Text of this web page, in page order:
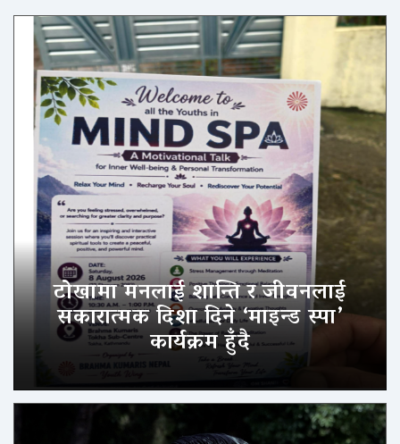
टोखामा मनलाई शान्ति र जीवनलाई
सकारात्मक दिशा दिने ‘माइन्ड स्पा’
कार्यक्रम हुँदै